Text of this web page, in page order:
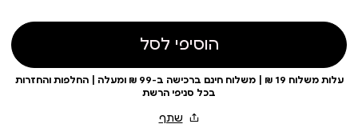
הוסיפי לסל
עלות משלוח 19 ₪ | משלוח חינם ברכישה ב-99 ₪ ומעלה | החלפות והחזרות
בכל סניפי הרשת